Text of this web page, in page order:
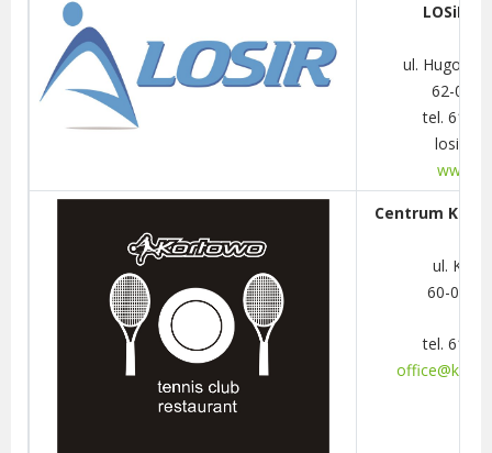
LOSiR
ul. Hugona
62-030
tel. 61
Centrum
ul.
60-009
tel. 61